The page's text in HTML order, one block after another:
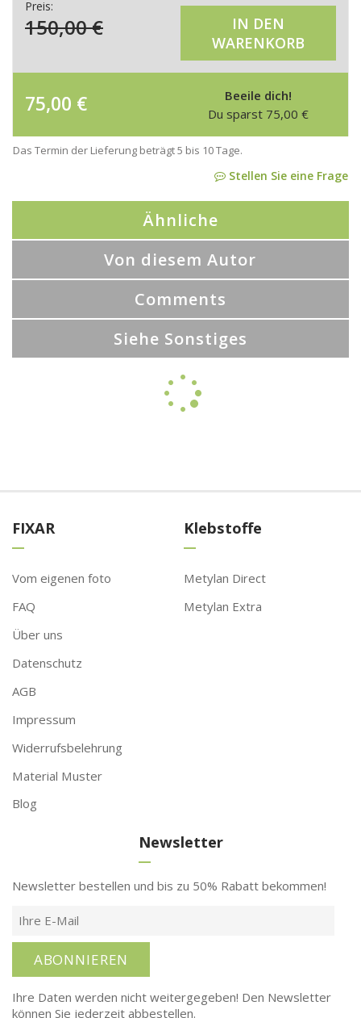
Preis:
150,00€
IN DEN
WARENKORB
75,00 €
Beeile dich!
Du sparst 75,00 €
Das Termin der Lieferung beträgt 5 bis 10 Tage.
Stellen Sie eine Frage
Ähnliche
Von diesem Autor
Comments
Siehe Sonstiges
FIXAR
Vom eigenen foto
FAQ
Über uns
Datenschutz
AGB
Impressum
Widerrufsbelehrung
Material Muster
Blog
Klebstoffe
Metylan Direct
Metylan Extra
Newsletter
Newsletter bestellen und bis zu 50% Rabatt bekommen!
ABONNIEREN
Ihre Daten werden nicht weitergegeben! Den Newsletter
können Sie jederzeit abbestellen.